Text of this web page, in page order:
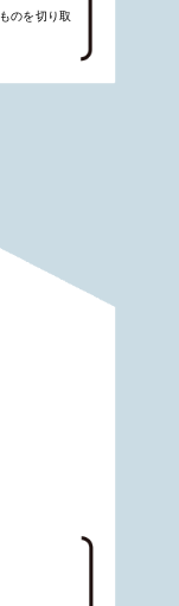
のを切り取